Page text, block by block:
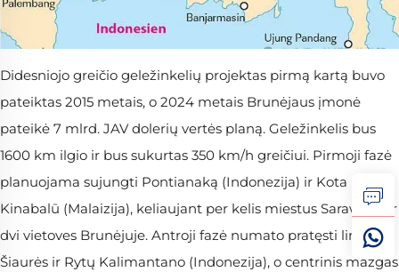
Didesniojo greičio geležinkelių projektas pirmą kartą buvo
pateiktas 2015 metais, o 2024 metais Brunėjaus įmonė
pateikė 7 mlrd. JAV dolerių vertės planą. Geležinkelis bus
1600 km ilgio ir bus sukurtas 350 km/h greičiui. Pirmoji fazė
planuojama sujungti Pontianaką (Indonezija) ir Kota
Kinabalū (Malaizija), keliaujant per kelis miestus Sarawake ir
dvi vietoves Brunėjuje. Antroji fazė numato pratęsti liniją iki
Šiaurės ir Rytų Kalimantano (Indonezija), o centrinis mazgas